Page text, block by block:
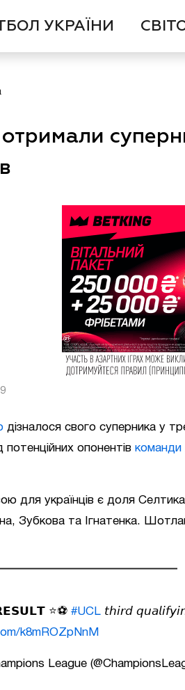
УКРАЇНИ
дізналося свого суперника у
потенційних опонентів команди
для українців є доля
Зубкова та Ігнатенка.
⭐️⚽️ #UCL 𝘵𝘩𝘪𝘳𝘥
k8mROZpNnM
League